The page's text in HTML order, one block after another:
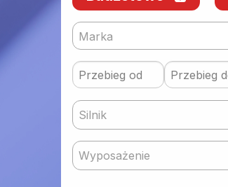
Marka
Silnik
Wyposażenie